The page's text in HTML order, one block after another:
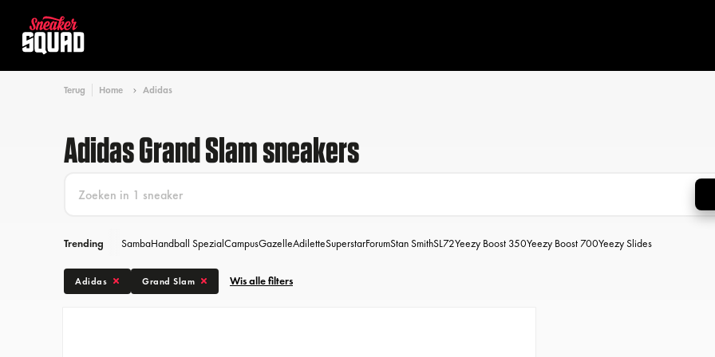
Terug Home Adidas
Adidas Grand Slam sneakers
Trending SambaHandball SpezialCampusGazelleAdiletteSuperstarForumStan SmithSL72Yeezy Boost 350Yeezy Boost 700Yeezy Slides
Adidas Grand Slam Wis alle filters